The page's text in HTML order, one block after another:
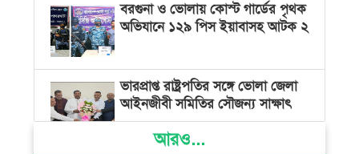
বরগুনা ও ভোলায় কোস্ট গার্ডের পৃথক
অভিযানে ১২৯ পিস ইয়াবাসহ আটক ২
ভারপ্রাপ্ত রাষ্ট্রপতির সঙ্গে ভোলা জেলা
আইনজীবী সমিতির সৌজন্য সাক্ষাৎ
আরও...